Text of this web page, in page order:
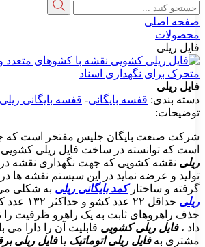
اصلی
ریلی
ریلی
بندی:قفسه بایگانی- قفسه بایگانی ریلی
صنعت بایگان جلیس مفتخر است که جز
توانسته در ساخت فایل ریلی کشویی یا به
نقشه کشویی که جهت نگهداری نقشه در حجم
و عرضه نماید در این سیستم نقشه ها در
و ساختارکمد بایگانی ریلی به شکلی می
حداقل ۲۲ عدد کشو و
فایل ریلی کشوییقابلیت آن را دارا می باشد
به فایل ریلی اتوماتیکیافایل ریلی برقی